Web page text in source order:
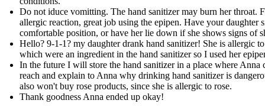
Do not iduce vomitting. The hand sanitizer may burn her throat.
allergic reaction, great job using the epipen. Have your daughter
comfortable position, or have her lie down if she shows signs of
Hello? 9-1-1? my daughter drank hand sanitizer! She is allergic to
which were an ingredient in the hand sanitizer so I used her
In the future I will store the hand sanitizer in a place where Anna
reach and explain to Anna why drinking hand sanitizer is
also won't buy rose products, since she is allergic to rose.
Thank goodness Anna ended up okay!